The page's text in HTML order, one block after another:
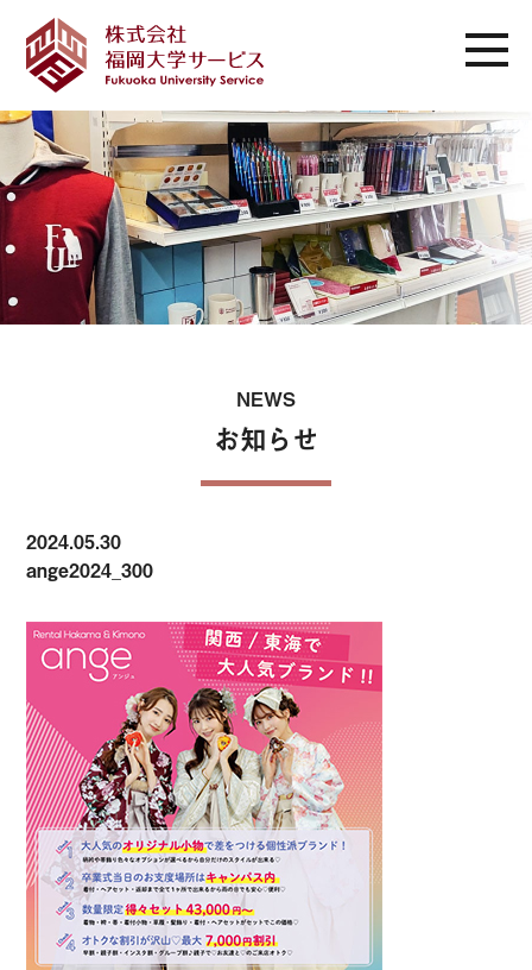
NEWS
お知らせ
2024.05.30
ange2024_300